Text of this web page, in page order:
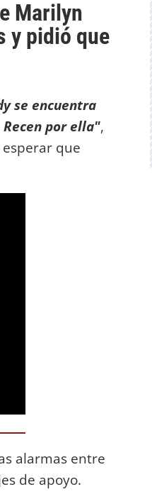
Marilyn
y pidió que
se encuentra
por ella",
que
alarmas entre
de apoyo.